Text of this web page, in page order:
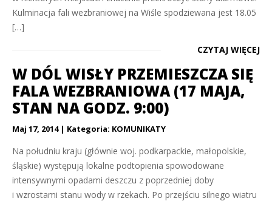
Kulminacja fali wezbraniowej na Wiśle spodziewana jest 18.05
[…]
CZYTAJ WIĘCEJ
W DÓL WISŁY PRZEMIESZCZA SIĘ
FALA WEZBRANIOWA (17 MAJA,
STAN NA GODZ. 9:00)
Maj 17, 2014 Kategoria: KOMUNIKATY
Na południu kraju (głównie woj. podkarpackie, małopolskie,
śląskie) występują lokalne podtopienia spowodowane
intensywnymi opadami deszczu z poprzedniej doby
i wzrostami stanu wody w rzekach. Po przejściu silnego wiatru